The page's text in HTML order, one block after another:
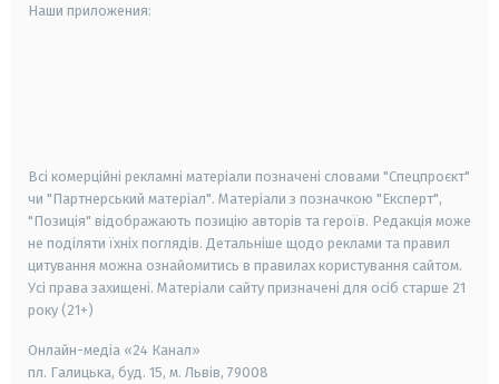
Наши приложения:
Всі комерційні рекламні матеріали позначені словами "Спецпроєкт"
чи "Партнерський матеріал". Матеріали з позначкою "Експерт",
"Позиція" відображають позицію авторів та героїв. Редакція може
не поділяти їхніх поглядів. Детальніше щодо реклами та правил
цитування можна ознайомитись в правилах користування сайтом.
Усі права захищені. Матеріали сайту призначені для осіб старше 21
року (21+)
Онлайн-медіа «24 Канал»
пл. Галицька, буд. 15, м. Львів, 79008